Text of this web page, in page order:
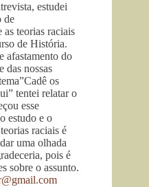
estudei
de
as teorias raciais
de História.
afastamento do
das nossas
os
tentei relatar o
esse
estudo e o
raciais é
uma olhada
pois é
sobre o assunto.